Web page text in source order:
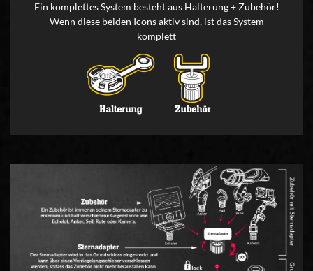
Ein komplettes System besteht aus Halterung + Zubehör!
Wenn diese beiden Icons aktiv sind, ist das System
komplett